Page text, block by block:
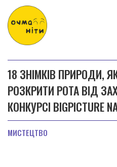
18 ЗНІМКІВ ПРИРОДИ,
РОЗКРИТИ РОТА ВІД
КОНКУРСІ BIGPICTURE
МИСТЕЦТВО